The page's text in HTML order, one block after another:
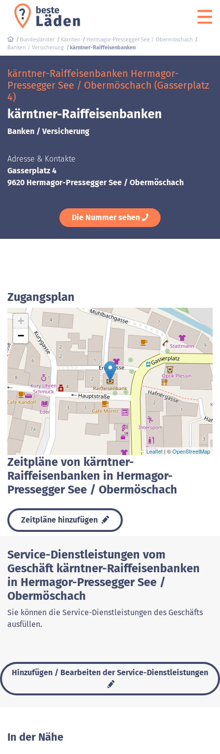
Bundesländer Kärnten
Hermagor-Pressegger See / Obermöschach
Banken / Versicherung
kärntner-Raiffeisenbanken
kärntner-Raiffeisenbanken Hermagor-
Pressegger See / Obermöschach (Gasserplatz
4)
kärntner-Raiffeisenbanken
Banken / Versicherung
Adresse & Kontakte
Gasserplatz 4
9620 Hermagor-Pressegger See / Obermöschach
Die Nummer sehen
Zugangsplan
+
−
Leaflet | ©OpenStreetMap
Zeitpläne von kärntner-
Raiffeisenbanken in Hermagor-
Pressegger See / Obermöschach
Zeitpläne hinzufügen
Service-Dienstleistungen vom
Geschäft kärntner-Raiffeisenbanken
in Hermagor-Pressegger See /
Obermöschach
Sie können die Service-Dienstleistungen des Geschäfts
ausfüllen.
Hinzufügen / Bearbeiten der Service-Dienstleistungen
In der Nähe